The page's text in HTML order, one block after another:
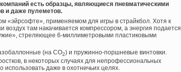
есть образцы, являющиеся пневматическими
и даже пулеметов.
«эйрсофте», применяемом для игры в страйкбол. Хотя к
воздух там накачивается компрессором, а энергия подается
стреляющее 6-миллиметровыми пластиковыми
(на СО2) и пружинно-поршневые винтовки.
в некоторых случаях для непрофессиональных
даже в охотничьих целях.